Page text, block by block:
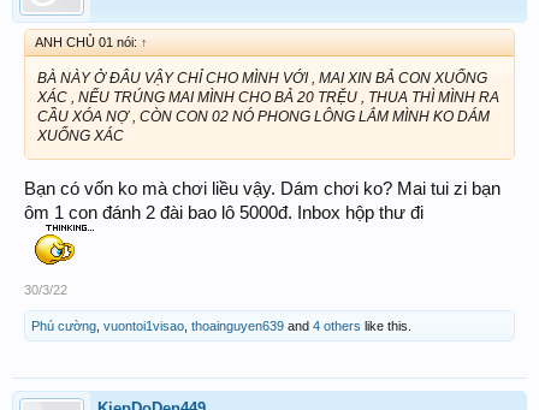
ANH CHỦ 01 nói: ↑
BÀ NÀY Ở ĐÂU VẬY CHỈ CHO MÌNH VỚI , MAI XIN BẢ CON XUỐNG
XÁC , NẾU TRÚNG MAI MÌNH CHO BẢ 20 TRỆU , THUA THÌ MÌNH RA
CẦU XÓA NỢ , CÒN CON 02 NÓ PHONG LÔNG LẮM MÌNH KO DÁM
XUỐNG XÁC
Bạn có vốn ko mà chơi liều vậy. Dám chơi ko? Mai tui zi bạn
ôm 1 con đánh 2 đài bao lô 5000đ. Inbox hộp thư đi
30/3/22
Phú cường vuontoi1visao thoainguyen639 and 4 others like this.